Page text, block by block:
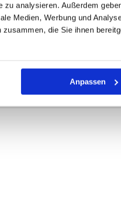
zu analysieren. Außerdem
Medien, Werbung und
die Sie ihnen
Anpassen
mit kreisförmigem
die Abmessungen.